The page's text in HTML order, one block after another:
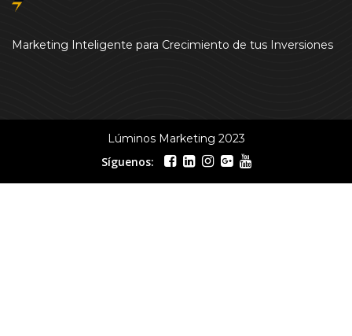
Marketing Inteligente para Crecimiento de tus Inversiones
Lúminos Marketing 2023
Síguenos: